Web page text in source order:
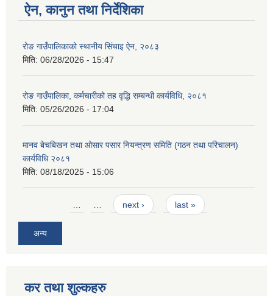
ऐन, कानुन तथा निर्देशिका
रोङ गाउँपालिकाको स्थानीय सिंचाइ ऐन, २०८३
मिति: 06/28/2026 - 15:47
रोङ गाउँपालिका, कर्मचारीको तह वृद्धि सम्बन्धी कार्यविधि, २०८१
मिति: 05/26/2026 - 17:04
मानव बेचबिखन तथा ओसार पसार नियन्त्रण समिति (गठन तथा परिचालन)
कार्यविधि २०८१
मिति: 08/18/2025 - 15:06
… … next › last »
अन्य
कर तथा शुल्कहरु